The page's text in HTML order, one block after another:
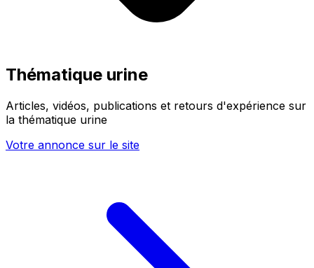
Thématique urine
Articles, vidéos, publications et retours d'expérience sur
la thématique urine
Votre annonce sur le site